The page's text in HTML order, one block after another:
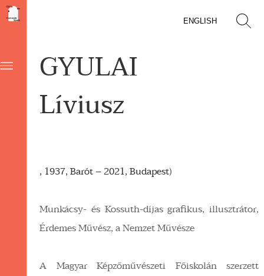
ENGLISH
GYULAI
Líviusz
, 1937, Barót – 2021, Budapest)
Munkácsy- és Kossuth-díjas grafikus, illusztrátor,
Érdemes Művész, a Nemzet Művésze
A Magyar Képzőművészeti Főiskolán szerzett